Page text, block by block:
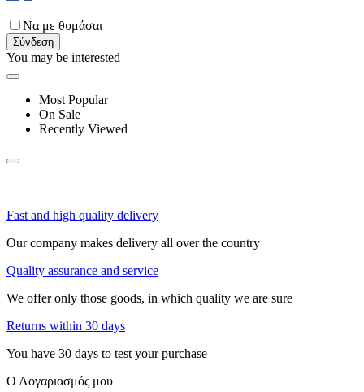
Να με θυμάσαι
Σύνδεση
You may be interested
Most Popular
On Sale
Recently Viewed
Fast and high quality delivery
Our company makes delivery all over the country
Quality assurance and service
We offer only those goods, in which quality we are sure
Returns within 30 days
You have 30 days to test your purchase
Ο Λογαριασμός μου